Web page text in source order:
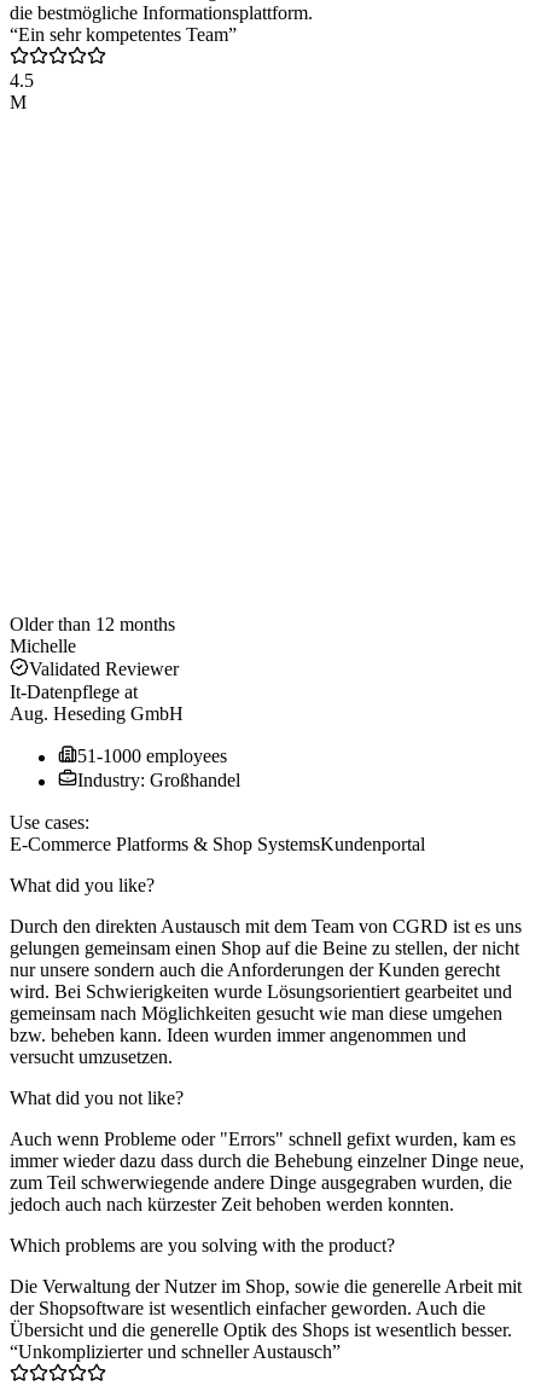
die bestmögliche Informationsplattform.
“Ein sehr kompetentes Team”
4.5
M
Older than 12 months
Michelle
Validated Reviewer
It-Datenpflege at
Aug. Heseding GmbH
51-1000 employees
Industry: Großhandel
Use cases:
E-Commerce Platforms & Shop SystemsKundenportal
What did you like?
Durch den direkten Austausch mit dem Team von CGRD ist es uns
gelungen gemeinsam einen Shop auf die Beine zu stellen, der nicht
nur unsere sondern auch die Anforderungen der Kunden gerecht
wird. Bei Schwierigkeiten wurde Lösungsorientiert gearbeitet und
gemeinsam nach Möglichkeiten gesucht wie man diese umgehen
bzw. beheben kann. Ideen wurden immer angenommen und
versucht umzusetzen.
What did you not like?
Auch wenn Probleme oder "Errors" schnell gefixt wurden, kam es
immer wieder dazu dass durch die Behebung einzelner Dinge neue,
zum Teil schwerwiegende andere Dinge ausgegraben wurden, die
jedoch auch nach kürzester Zeit behoben werden konnten.
Which problems are you solving with the product?
Die Verwaltung der Nutzer im Shop, sowie die generelle Arbeit mit
der Shopsoftware ist wesentlich einfacher geworden. Auch die
Übersicht und die generelle Optik des Shops ist wesentlich besser.
“Unkomplizierter und schneller Austausch”